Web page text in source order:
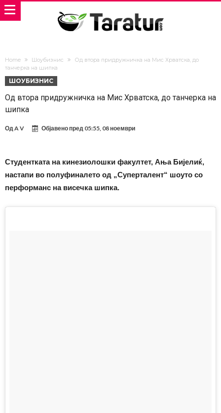
Home Шоубизнис
Од втора придружничка на Мис Хрватска, до
танчерка на шипка
ШОУБИЗНИС
Од втора придружничка на Мис Хрватска, до танчерка на
шипка
ОдA V Објавено пред 05:55, 08 ноември
Студентката на кинезиолошки факултет, Ања Бијелиќ,
настапи во полуфиналето од „Суперталент“ шоуто со
перформанс на висечка шипка.